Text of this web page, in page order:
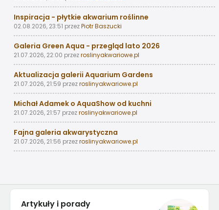
Inspiracja - płytkie akwarium roślinne
02.08.2026, 23:51 przezPiotr Baszucki
Galeria Green Aqua - przegląd lato 2026
21.07.2026, 22:00 przezroslinyakwariowe.pl
Aktualizacja galerii Aquarium Gardens
21.07.2026, 21:59 przezroslinyakwariowe.pl
Michał Adamek o AquaShow od kuchni
21.07.2026, 21:57 przezroslinyakwariowe.pl
Fajna galeria akwarystyczna
21.07.2026, 21:56 przezroslinyakwariowe.pl
Artykuły i porady